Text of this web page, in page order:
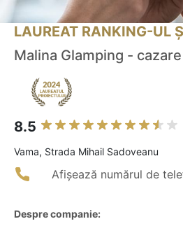
LAUREAT RANKING-UL
Malina Glamping -
8.5
Vama, Strada Mihail Sadoveanu
Afișează numărul de
Despre companie: